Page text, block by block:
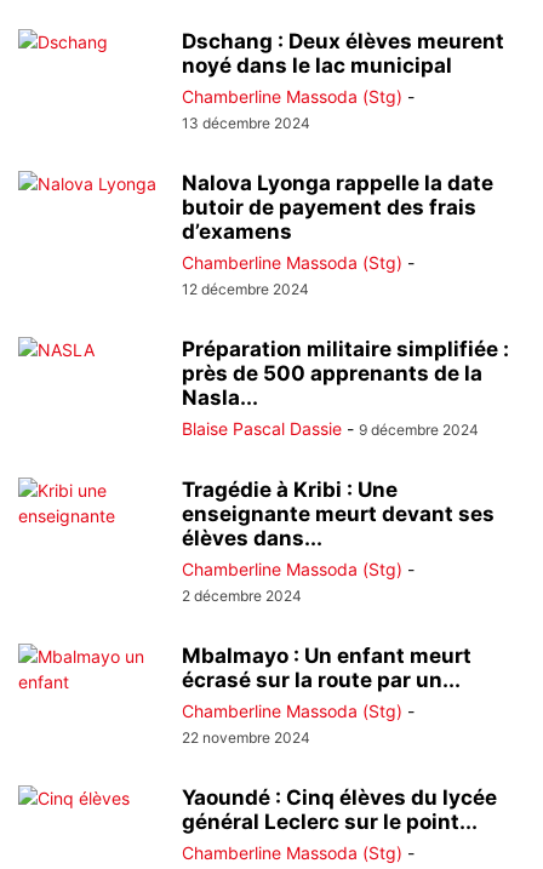
Dschang : Deux élèves meurent
noyé dans le lac municipal
Chamberline Massoda (Stg) -
13 décembre 2024
Nalova Lyonga rappelle la date
butoir de payement des frais
d’examens
Chamberline Massoda (Stg) -
12 décembre 2024
Préparation militaire simplifiée :
près de 500 apprenants de la
Nasla...
Blaise Pascal Dassie - 9 décembre 2024
Tragédie à Kribi : Une
enseignante meurt devant ses
élèves dans...
Chamberline Massoda (Stg) -
2 décembre 2024
Mbalmayo : Un enfant meurt
écrasé sur la route par un...
Chamberline Massoda (Stg) -
22 novembre 2024
Yaoundé : Cinq élèves du lycée
général Leclerc sur le point...
Chamberline Massoda (Stg) -